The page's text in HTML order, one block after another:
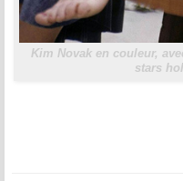
Kim Novak en couleur,
stars